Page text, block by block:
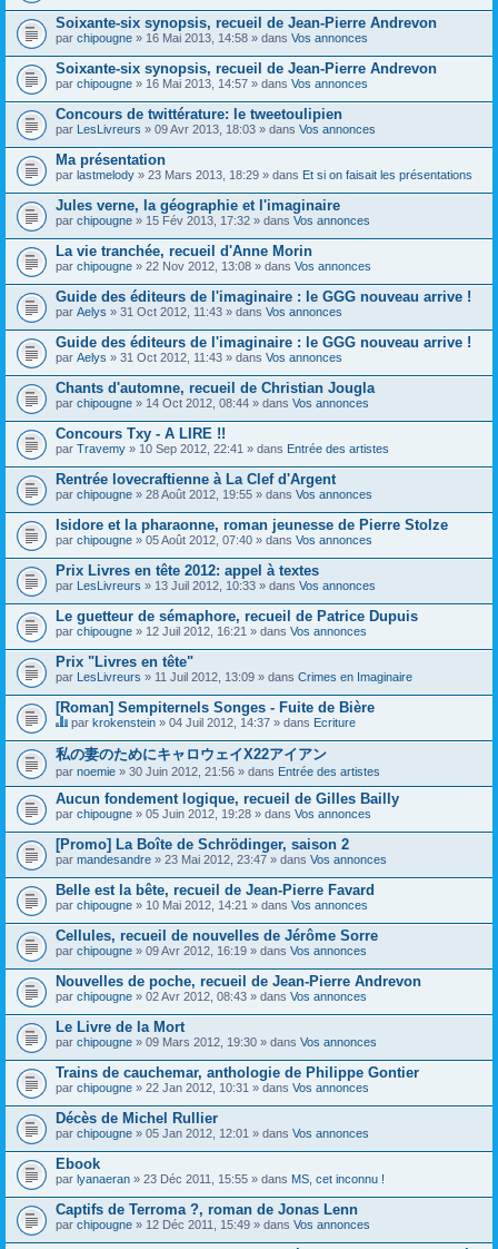
Soixante-six synopsis, recueil de Jean-Pierre Andrevon
par chipougne » 16 Mai 2013, 14:58 » dans Vos annonces
Soixante-six synopsis, recueil de Jean-Pierre Andrevon
par chipougne » 16 Mai 2013, 14:57 » dans Vos annonces
Concours de twittérature: le tweetoulipien
par LesLivreurs » 09 Avr 2013, 18:03 » dans Vos annonces
Ma présentation
par lastmelody » 23 Mars 2013, 18:29 » dans Et si on faisait les présentations
Jules verne, la géographie et l'imaginaire
par chipougne » 15 Fév 2013, 17:32 » dans Vos annonces
La vie tranchée, recueil d'Anne Morin
par chipougne » 22 Nov 2012, 13:08 » dans Vos annonces
Guide des éditeurs de l'imaginaire : le GGG nouveau arrive !
par Aelys » 31 Oct 2012, 11:43 » dans Vos annonces
Guide des éditeurs de l'imaginaire : le GGG nouveau arrive !
par Aelys » 31 Oct 2012, 11:43 » dans Vos annonces
Chants d'automne, recueil de Christian Jougla
par chipougne » 14 Oct 2012, 08:44 » dans Vos annonces
Concours Txy - A LIRE !!
par Travemy » 10 Sep 2012, 22:41 » dans Entrée des artistes
Rentrée lovecraftienne à La Clef d'Argent
par chipougne » 28 Août 2012, 19:55 » dans Vos annonces
Isidore et la pharaonne, roman jeunesse de Pierre Stolze
par chipougne » 05 Août 2012, 07:40 » dans Vos annonces
Prix Livres en tête 2012: appel à textes
par LesLivreurs » 13 Juil 2012, 10:33 » dans Vos annonces
Le guetteur de sémaphore, recueil de Patrice Dupuis
par chipougne » 12 Juil 2012, 16:21 » dans Vos annonces
Prix "Livres en tête"
par LesLivreurs » 11 Juil 2012, 13:09 » dans Crimes en Imaginaire
[Roman] Sempiternels Songes - Fuite de Bière
C
e
s
u
j
e
t
o
n
t
i
e
n
t
u
n
o
n
d
a
g
e
par krokenstein » 04 Juil 2012, 14:37 » dans Ecriture
私の妻のためにキャロウェイX22アイアン
par noemie » 30 Juin 2012, 21:56 » dans Entrée des artistes
Aucun fondement logique, recueil de Gilles Bailly
par chipougne » 05 Juin 2012, 19:28 » dans Vos annonces
[Promo] La Boîte de Schrödinger, saison 2
par mandesandre » 23 Mai 2012, 23:47 » dans Vos annonces
Belle est la bête, recueil de Jean-Pierre Favard
par chipougne » 10 Mai 2012, 14:21 » dans Vos annonces
Cellules, recueil de nouvelles de Jérôme Sorre
par chipougne » 09 Avr 2012, 16:19 » dans Vos annonces
Nouvelles de poche, recueil de Jean-Pierre Andrevon
par chipougne » 02 Avr 2012, 08:43 » dans Vos annonces
Le Livre de la Mort
par chipougne » 09 Mars 2012, 19:30 » dans Vos annonces
Trains de cauchemar, anthologie de Philippe Gontier
par chipougne » 22 Jan 2012, 10:31 » dans Vos annonces
Décès de Michel Rullier
par chipougne » 05 Jan 2012, 12:01 » dans Vos annonces
Ebook
par lyanaeran » 23 Déc 2011, 15:55 » dans MS, cet inconnu !
Captifs de Terroma ?, roman de Jonas Lenn
par chipougne » 12 Déc 2011, 15:49 » dans Vos annonces